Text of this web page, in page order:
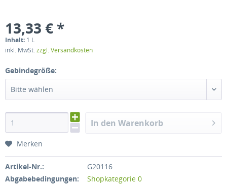
13,33 € *
Inhalt: 1 L
inkl. MwSt.zzgl. Versandkosten
Gebindegröße:
Bitte wählen
In den Warenkorb
Merken
Artikel-Nr.:
G20116
Abgabebedingungen:
Shopkategorie 0